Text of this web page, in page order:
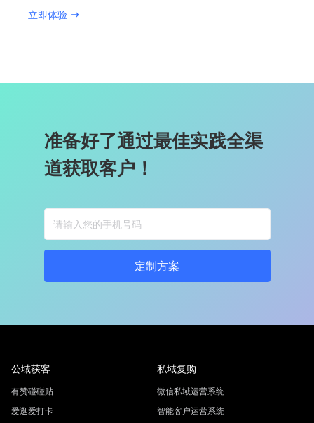
立即体验
准备好了通过最佳实践全渠
道获取客户！
定制方案
公域获客
有赞碰碰贴
爱逛爱打卡
私域复购
微信私域运营系统
智能客户运营系统